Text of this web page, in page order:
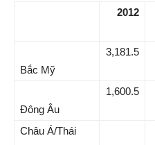
2012
Bắc Mỹ
3,181.5
Đông Âu
1,600.5
Châu Á/Thái